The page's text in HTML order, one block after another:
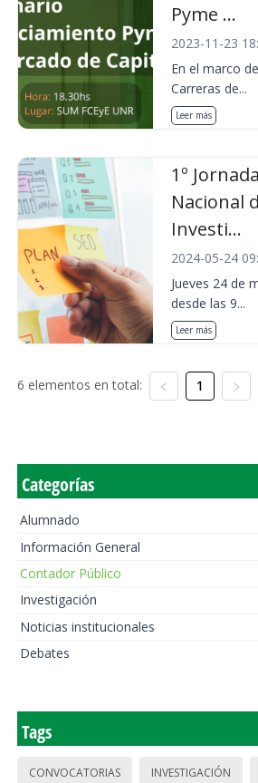
Pyme ...
2023-11-23
En el marco
Carreras de...
Leer más
1º Jornada
Nacional
Investi...
2024-05-24
Jueves 24 de
desde las 9...
Leer más
6 elementos en total: 1
Categorías
Alumnado
Información General
Contador Público
Investigación
Noticias institucionales
Debates
Tags
CONVOCATORIAS INVESTIGACIÓN